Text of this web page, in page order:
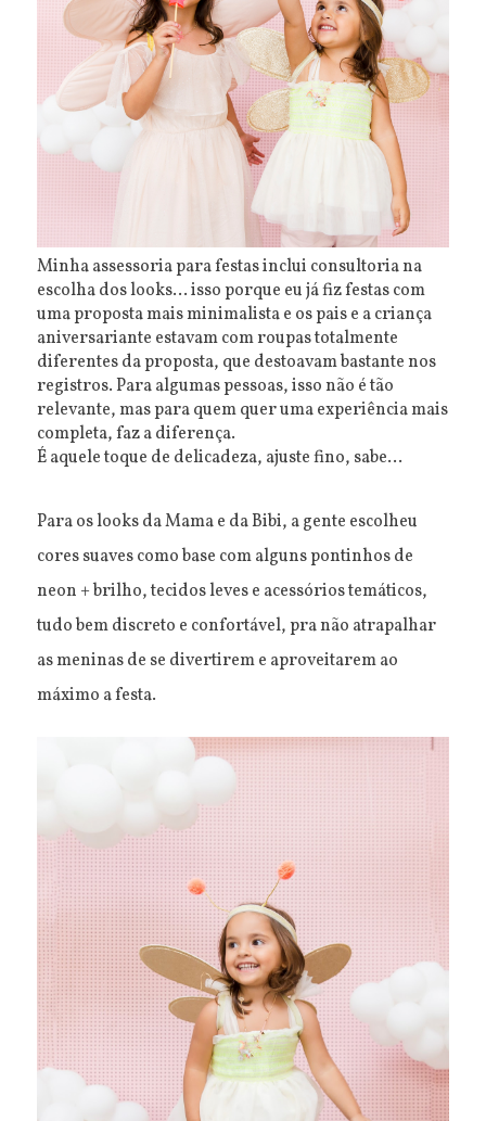
Minha assessoria para festas inclui consultoria na
escolha dos looks... isso porque eu já fiz festas com
uma proposta mais minimalista e os pais e a criança
aniversariante estavam com roupas totalmente
diferentes da proposta, que destoavam bastante nos
registros. Para algumas pessoas, isso não é tão
relevante, mas para quem quer uma experiência mais
completa, faz a diferença.
É aquele toque de delicadeza, ajuste fino, sabe...
Para os looks da Mama e da Bibi, a gente escolheu
cores suaves como base com alguns pontinhos de
neon + brilho, tecidos leves e acessórios temáticos,
tudo bem discreto e confortável, pra não atrapalhar
as meninas de se divertirem e aproveitarem ao
máximo a festa.